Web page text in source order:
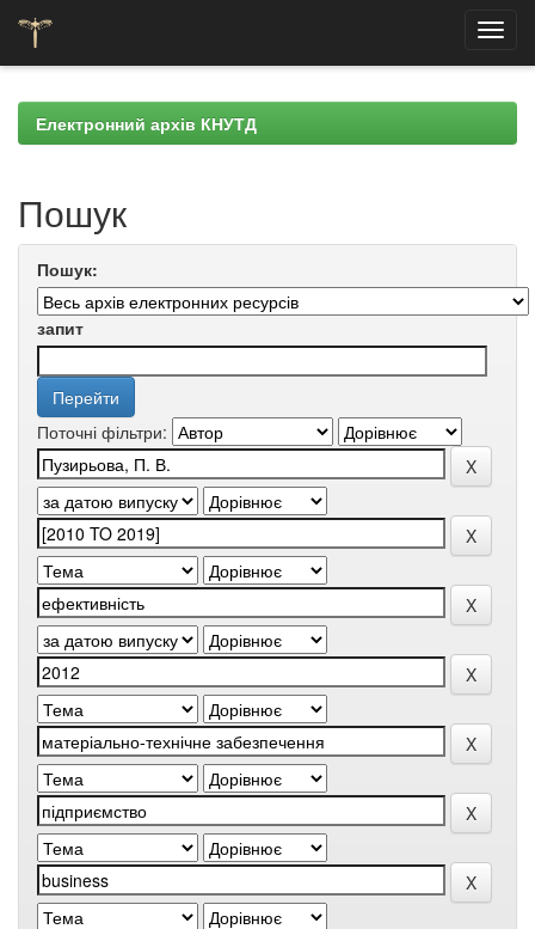
navigationЕлектронний архів КНУТД
Пошук
Пошук:
запит
Поточні фільтри: